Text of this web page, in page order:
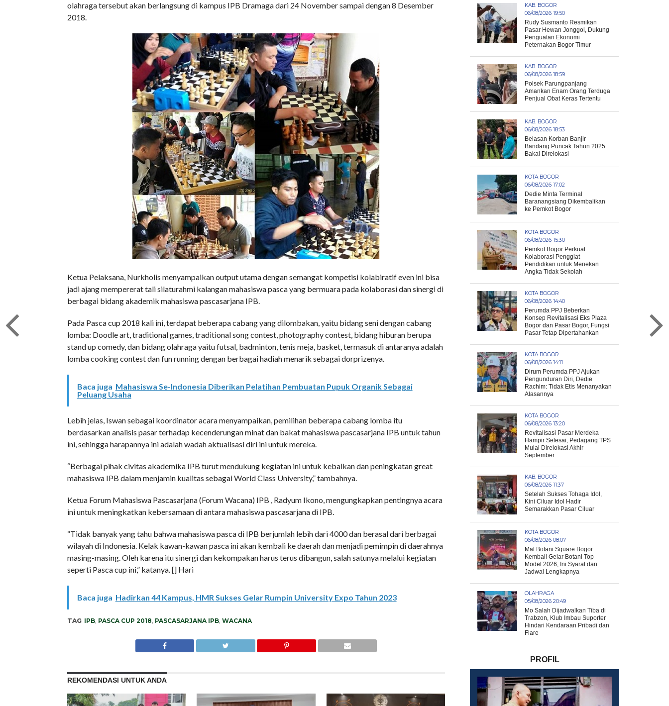
olahraga tersebut akan berlangsung di kampus IPB Dramaga dari 24 November sampai dengan 8 Desember
2018.
Ketua Pelaksana, Nurkholis menyampaikan output utama dengan semangat kompetisi kolabiratif even ini bisa
jadi ajang mempererat tali silaturahmi kalangan mahasiswa pasca yang bermuara pada kolaborasi dan sinergi di
berbagai bidang akademik mahasiswa pascasarjana IPB.
Pada Pasca cup 2018 kali ini, terdapat beberapa cabang yang dilombakan, yaitu bidang seni dengan cabang
lomba: Doodle art, traditional games, traditional song contest, photography contest, bidang hiburan berupa
stand up comedy, dan bidang olahraga yaitu futsal, badminton, tenis meja, basket, termasuk di antaranya adalah
lomba cooking contest dan fun running dengan berbagai hadiah menarik sebagai dorprizenya.
Baca juga Mahasiswa Se-Indonesia Diberikan Pelatihan Pembuatan Pupuk Organik Sebagai
Peluang Usaha
Lebih jelas, Iswan sebagai koordinator acara menyampaikan, pemilihan beberapa cabang lomba itu
berdasarkan analisis pasar terhadap kecenderungan minat dan bakat mahasiswa pascasarjana IPB untuk tahun
ini, sehingga harapannya ini adalah wadah aktualisasi diri ini untuk mereka.
“Berbagai pihak civitas akademika IPB turut mendukung kegiatan ini untuk kebaikan dan peningkatan great
mahasiswa IPB dalam menjamin kualitas sebagai World Class University,” tambahnya.
Ketua Forum Mahasiswa Pascasarjana (Forum Wacana) IPB , Radyum Ikono, mengungkapkan pentingnya acara
ini untuk meningkatkan kebersamaan di antara mahasiswa pascasarjana di IPB.
“Tidak banyak yang tahu bahwa mahasiswa pasca di IPB berjumlah lebih dari 4000 dan berasal dari berbagai
wilayah di Indonesia. Kelak kawan-kawan pasca ini akan kembali ke daerah dan menjadi pemimpin di daerahnya
masing-masing. Oleh karena itu sinergi dan kekompakan harus terus dibangun, salah satunya melalui kegiatan
seperti Pasca cup ini,” katanya. [] Hari
Baca juga Hadirkan 44 Kampus, HMR Sukses Gelar Rumpin University Expo Tahun 2023
TAG IPB, PASCA CUP 2018, PASCASARJANA IPB, WACANA
REKOMENDASI UNTUK ANDA
KAB. BOGOR
06/08/2026 19:50
Rudy Susmanto Resmikan
Pasar Hewan Jonggol, Dukung
Penguatan Ekonomi
Peternakan Bogor Timur
KAB. BOGOR
06/08/2026 18:59
Polsek Parungpanjang
Amankan Enam Orang Terduga
Penjual Obat Keras Tertentu
KAB. BOGOR
06/08/2026 18:53
Belasan Korban Banjir
Bandang Puncak Tahun 2025
Bakal Direlokasi
KOTA BOGOR
06/08/2026 17:02
Dedie Minta Terminal
Baranangsiang Dikembalikan
ke Pemkot Bogor
KOTA BOGOR
06/08/2026 15:30
Pemkot Bogor Perkuat
Kolaborasi Penggiat
Pendidikan untuk Menekan
Angka Tidak Sekolah
KOTA BOGOR
06/08/2026 14:40
Perumda PPJ Beberkan
Konsep Revitalisasi Eks Plaza
Bogor dan Pasar Bogor, Fungsi
Pasar Tetap Dipertahankan
KOTA BOGOR
06/08/2026 14:11
Dirum Perumda PPJ Ajukan
Pengunduran Diri, Dedie
Rachim: Tidak Etis Menanyakan
Alasannya
KOTA BOGOR
06/08/2026 13:20
Revitalisasi Pasar Merdeka
Hampir Selesai, Pedagang TPS
Mulai Direlokasi Akhir
September
KAB. BOGOR
06/08/2026 11:37
Setelah Sukses Tohaga Idol,
Kini Ciluar Idol Hadir
Semarakkan Pasar Ciluar
KOTA BOGOR
06/08/2026 08:07
Mal Botani Square Bogor
Kembali Gelar Botani Top
Model 2026, Ini Syarat dan
Jadwal Lengkapnya
OLAHRAGA
05/08/2026 20:49
Mo Salah Dijadwalkan Tiba di
Trabzon, Klub Imbau Suporter
Hindari Kendaraan Pribadi dan
Flare
PROFIL